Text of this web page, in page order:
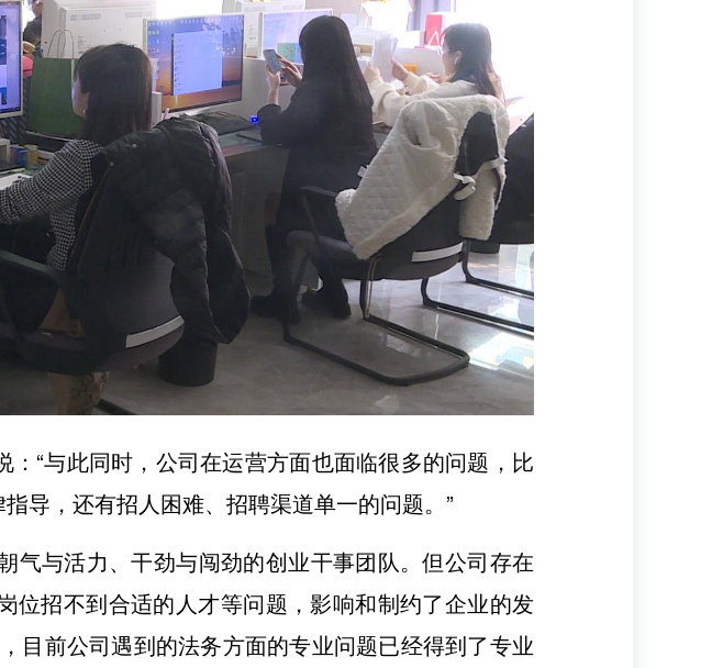
“与此同时，公司在运营方面也面临很多的问题，比
导，还有招人困难、招聘渠道单一的问题。”
气与活力、干劲与闯劲的创业干事团队。但公司存在
位招不到合适的人才等问题，影响和制约了企业的发
目前公司遇到的法务方面的专业问题已经得到了专业